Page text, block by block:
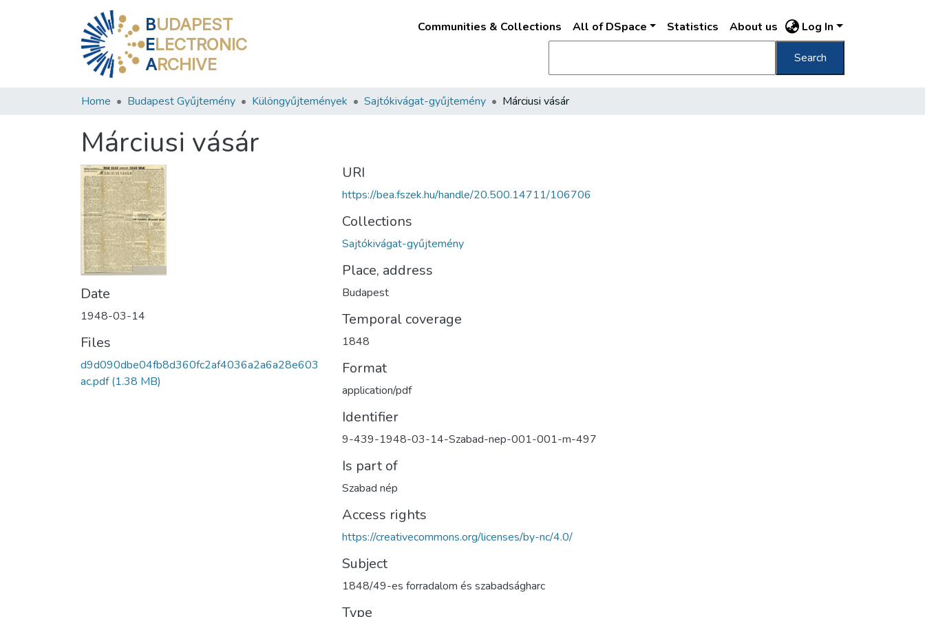
BUDAPEST
ELECTRONIC
ARCHIVE
Communities & Collections All of DSpace Statistics About us Log In
Search
Home Budapest Gyűjtemény Különgyűjtemények Sajtókivágat-gyűjtemény Márciusi vásár
Márciusi vásár
Date
1948-03-14
Files
d9d090dbe04fb8d360fc2af4036a2a6a28e603
ac.pdf(1.38 MB)
URI
https://bea.fszek.hu/handle/20.500.14711/106706
Collections
Sajtókivágat-gyűjtemény
Place, address
Budapest
Temporal coverage
1848
Format
application/pdf
Identifier
9-439-1948-03-14-Szabad-nep-001-001-m-497
Is part of
Szabad nép
Access rights
https://creativecommons.org/licenses/by-nc/4.0/
Subject
1848/49-es forradalom és szabadságharc
Type